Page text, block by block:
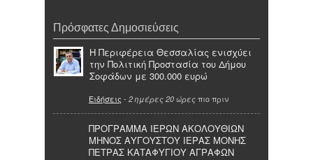
Πρόσφατες Δημοσιεύσεις
Η Περιφέρεια Θεσσαλίας ενισχύει
την Πολιτική Προστασία του Δήμου
Σοφάδων με 300.000 ευρώ
Ειδήσεις - 2 ημέρες 20 ώρες πιο πριν
ΠΡΟΓΡΑΜΜΑ ΙΕΡΩΝ ΑΚΟΛΟΥΘΙΩΝ
ΜΗΝΟΣ ΑΥΓΟΥΣΤΟΥ ΙΕΡΑΣ ΜΟΝΗΣ
ΠΕΤΡΑΣ ΚΑΤΑΦΥΓΙΟΥ ΑΓΡΑΦΩΝ